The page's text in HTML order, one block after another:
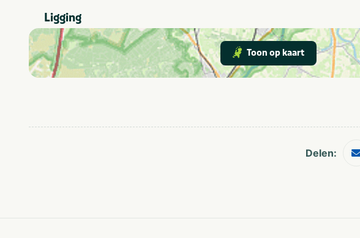
Faciliteiten
Sauna
Parkeren gratis
Wellness
Wifi/draadloos
internet
Wifi / draadloos
internet (gratis)
Restaurants
Ligging
Toon op kaart
Delen: